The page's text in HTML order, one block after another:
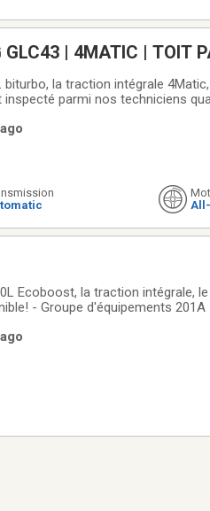
| 4MATIC | TOIT
la traction intégrale
parmi nos techniciens
Ecoboost, la traction intégrale,
- Groupe d'équipements